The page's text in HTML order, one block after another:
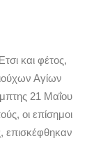
και φέτος,
Αγίων
21 Μαΐου
οι επίσημοι
επισκέφθηκαν